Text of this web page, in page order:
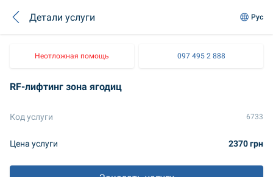
Детали услуги Рус
Неотложная помощь 097 495 2 888
RF-лифтинг зона ягодиц
Код услуги 6733
Цена услуги 2370 грн